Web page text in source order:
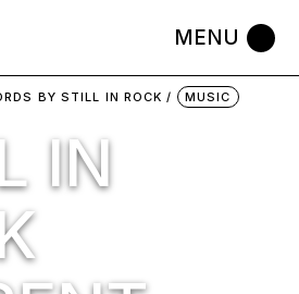
BY STILL IN ROCK MUSIC
IN